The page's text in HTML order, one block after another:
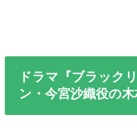
ドラマ『ブラック
ン・今宮沙織役の